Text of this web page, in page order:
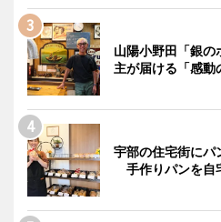
山陽小野田「銀
主が届ける「感動
宇部の住宅街にパ
手作りパンを自